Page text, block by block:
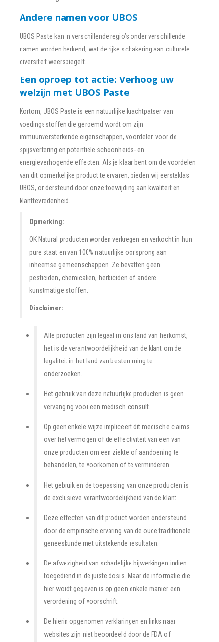
Andere namen voor UBOS
UBOS Paste kan in verschillende regio’s onder verschillende
namen worden herkend, wat de rijke schakering aan culturele
diversiteit weerspiegelt.
Een oproep tot actie: Verhoog uw
welzijn met UBOS Paste
Kortom, UBOS Paste is een natuurlijke krachtpatser van
voedingsstoffen die geroemd wordt om zijn
immuunversterkende eigenschappen, voordelen voor de
spijsvertering en potentiële schoonheids- en
energieverhogende effecten. Als je klaar bent om de voordelen
van dit opmerkelijke product te ervaren, bieden wij eersteklas
UBOS, ondersteund door onze toewijding aan kwaliteit en
klanttevredenheid.
Opmerking:
OK Natural producten worden verkregen en verkocht in hun
pure staat en van 100% natuurlijke oorsprong aan
inheemse gemeenschappen. Ze bevatten geen
pesticiden, chemicaliën, herbiciden of andere
kunstmatige stoffen.
Disclaimer:
Alle producten zijn legaal in ons land van herkomst,
het is de verantwoordelijkheid van de klant om de
legaliteit in het land van bestemming te
onderzoeken.
Het gebruik van deze natuurlijke producten is geen
vervanging voor een medisch consult.
Op geen enkele wijze impliceert dit medische claims
over het vermogen of de effectiviteit van een van
onze producten om een ziekte of aandoening te
behandelen, te voorkomen of te verminderen.
Het gebruik en de toepassing van onze producten is
de exclusieve verantwoordelijkheid van de klant.
Deze effecten van dit product worden ondersteund
door de empirische ervaring van de oude traditionele
geneeskunde met uitstekende resultaten.
De afwezigheid van schadelijke bijwerkingen indien
toegediend in de juiste dosis. Maar de informatie die
hier wordt gegeven is op geen enkele manier een
verordening of voorschrift.
De hierin opgenomen verklaringen en links naar
websites zijn niet beoordeeld door de FDA of